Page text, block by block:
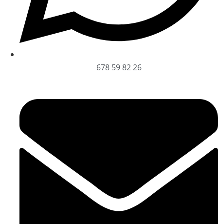
678 59 82 26